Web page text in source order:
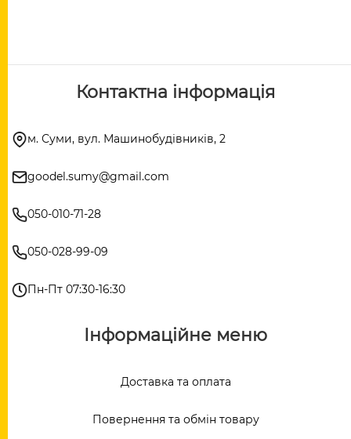
Контактна інформація
м. Суми, вул. Машинобудівників, 2
goodel.sumy@gmail.com
050-010-71-28
050-028-99-09
Пн-Пт 07:30-16:30
Інформаційне меню
Доставка та оплата
Повернення та обмін товару